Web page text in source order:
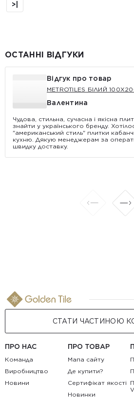
>|
ОСТАННІ ВІДГУКИ
Відгук про товар
METROTILES БІЛИЙ
Валентина
Чудова, стильна, сучасна і якісна
знайти у українського бренду.
"американський стиль" плитки
кухню. Дякую менеджерам за
швидку доставку.
СТАТИ ЧАСТИНОЮ
ПРО НАС
Команда
Виробництво
Новини
ПРО ТОВАР
Мапа сайту
Де купити?
Сертифікат якості
Новинки